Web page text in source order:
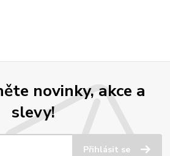
novinky, akce a
slevy!
Přihlásit se